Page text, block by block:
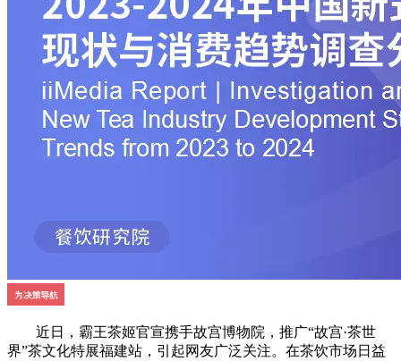
近日，霸王茶姬官宣携手故宫博物院，推广“故宫·茶世
界”茶文化特展福建站，引起网友广泛关注。在茶饮市场日益